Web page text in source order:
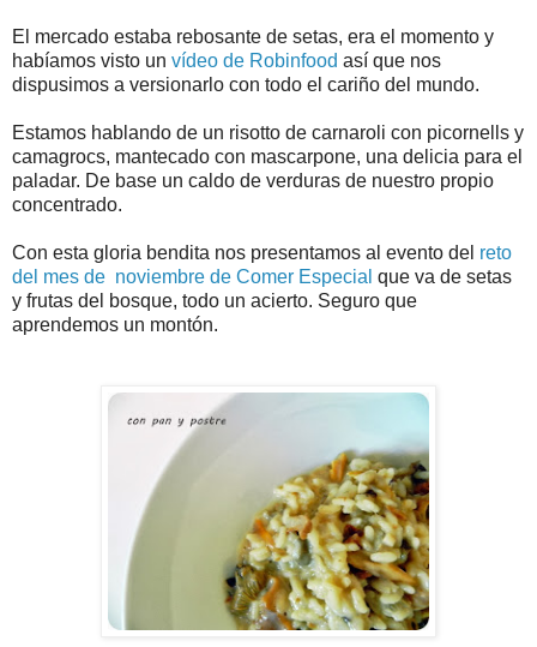
El mercado estaba rebosante de setas, era el momento y
habíamos visto un vídeo de Robinfood así que nos
dispusimos a versionarlo con todo el cariño del mundo.
Estamos hablando de un risotto de carnaroli con picornells y
camagrocs, mantecado con mascarpone, una delicia para el
paladar. De base un caldo de verduras de nuestro propio
concentrado.
Con esta gloria bendita nos presentamos al evento del reto
del mes de noviembre de Comer Especial que va de setas
y frutas del bosque, todo un acierto. Seguro que
aprendemos un montón.